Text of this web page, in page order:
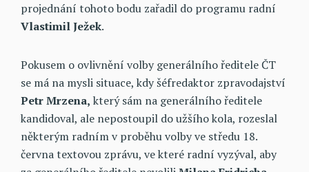
projednání tohoto bodu zařadil do programu radní
Vlastimil Ježek.
Pokusem o ovlivnění volby generálního ředitele ČT
se má na mysli situace, kdy šéfredaktor zpravodajství
Petr Mrzena, který sám na generálního ředitele
kandidoval, ale nepostoupil do užšího kola, rozeslal
některým radním v proběhu volby ve středu 18.
června textovou zprávu, ve které radní vyzýval, aby